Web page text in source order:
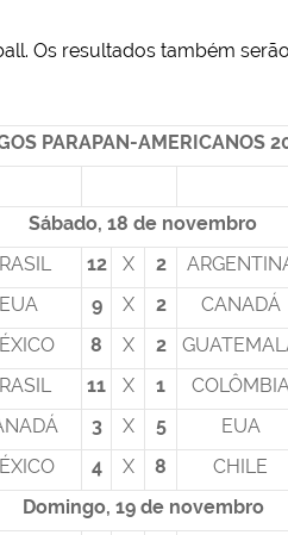
Os resultados também
PARAPAN-AMERICANOS
Sábado, 18 de novembro
12 X 2
EUA 9 X 2 CANADÁ
8 X 2
11 X 1
3 X 5 EUA
4 X 8 CHILE
Domingo, 19 de novembro